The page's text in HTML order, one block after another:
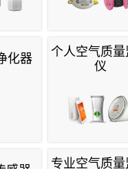
化器
个人空气质量
仪
专业空气质